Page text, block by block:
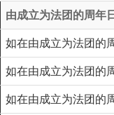
由成立为法团的周年
如在由成立为法团的
如在由成立为法团的
如在由成立为法团的